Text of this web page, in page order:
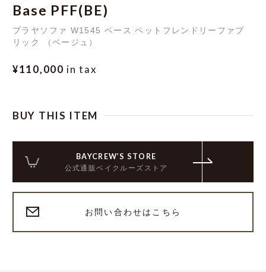
Base PFF(BE)
プラヤソファ W1545 ベース ペットフレンドリーファブ
リック （ベージュ）
¥110,000 in tax
BUY THIS ITEM
BAYCREW’S STORE
公式通販ベイクルーズストア
お問い合わせはこちら